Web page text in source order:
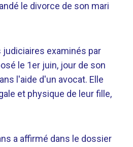
le divorce de son mari
examinés par
le 1er juin, jour de son
l'aide d'un avocat. Elle
et physique de leur fille,
a affirmé dans le dossier